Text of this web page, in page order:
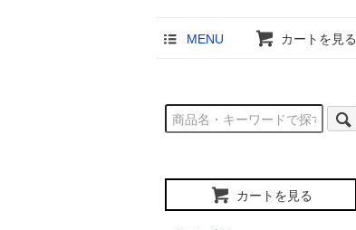
MENU カートを見る
カートを見る